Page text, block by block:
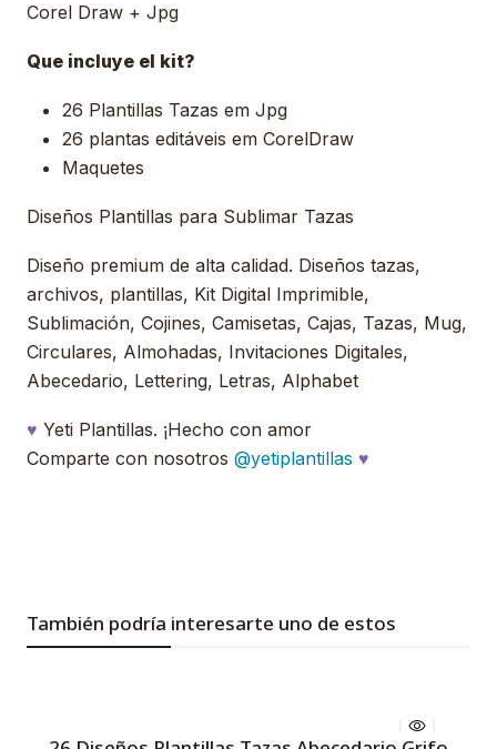
Corel Draw + Jpg
Que incluye el kit?
26 Plantillas Tazas em Jpg
26 plantas editáveis ​​em CorelDraw
Maquetes
Diseños Plantillas para Sublimar Tazas
Diseño premium de alta calidad. Diseños tazas,
archivos, plantillas, Kit Digital Imprimible,
Sublimación, Cojines, Camisetas, Cajas, Tazas, Mug,
Circulares, Almohadas, Invitaciones Digitales,
Abecedario, Lettering, Letras, Alphabet
♥ Yeti Plantillas. ¡Hecho con amor
Comparte con nosotros @yetiplantillas ♥
También podría interesarte uno de estos